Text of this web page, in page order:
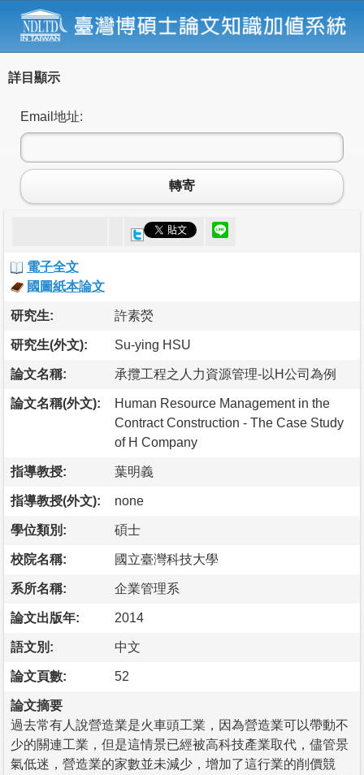
詳目顯示
Email地址:
轉寄
電子全文
國圖紙本論文
研究生: 許素熒
研究生(外文): Su-ying HSU
論文名稱: 承攬工程之人力資源管理-以H公司為例
論文名稱(外文):
Human Resource Management in the
Contract Construction - The Case Study
of H Company
指導教授: 葉明義
指導教授(外文): none
學位類別: 碩士
校院名稱: 國立臺灣科技大學
系所名稱: 企業管理系
論文出版年: 2014
語文別: 中文
論文頁數: 52
論文摘要
過去常有人說營造業是火車頭工業，因為營造業可以帶動不
少的關連工業，但是這情景已經被高科技產業取代，儘管景
氣低迷，營造業的家數並未減少，增加了這行業的削價競